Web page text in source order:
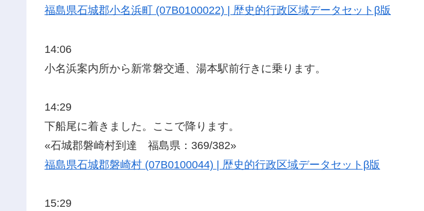
福島県石城郡小名浜町 (07B0100022) | 歴史的行政区域データセットβ版
14:06
小名浜案内所から新常磐交通、湯本駅前行きに乗ります。
14:29
下船尾に着きました。ここで降ります。
«石城郡磐崎村到達 福島県：369/382»
福島県石城郡磐崎村 (07B0100044) | 歴史的行政区域データセットβ版
15:29